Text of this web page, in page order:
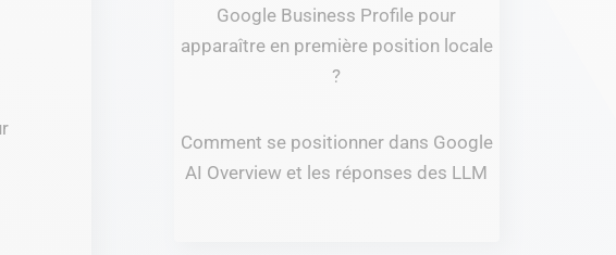
Google Business Profile pour
apparaître en première position locale
?
Comment se positionner dans Google
AI Overview et les réponses des LLM